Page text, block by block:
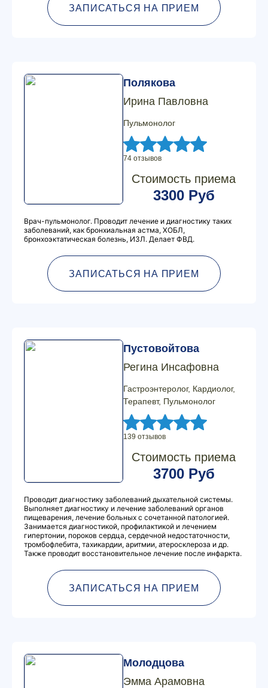
ЗАПИСАТЬСЯ НА ПРИЕМ
Полякова
Ирина Павловна
Пульмонолог
74 отзывов
Стоимость приема
3300 Руб
Врач-пульмонолог. Проводит лечение и диагностику таких
заболеваний, как бронхиальная астма, ХОБЛ,
бронхоэктатическая болезнь, ИЗЛ. Делает ФВД.
ЗАПИСАТЬСЯ НА ПРИЕМ
Пустовойтова
Регина Инсафовна
Гастроэнтеролог, Кардиолог,
Терапевт, Пульмонолог
139 отзывов
Стоимость приема
3700 Руб
Проводит диагностику заболеваний дыхательной системы.
Выполняет диагностику и лечение заболеваний органов
пищеварения, лечение больных с сочетанной патологией.
Занимается диагностикой, профилактикой и лечением
гипертонии, пороков сердца, сердечной недостаточности,
тромбофлебита, тахикардии, аритмии, атеросклероза и др.
Также проводит восстановительное лечение после инфаркта.
ЗАПИСАТЬСЯ НА ПРИЕМ
Молодцова
Эмма Арамовна